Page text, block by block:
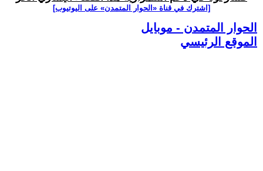
[اشترك في قناة ‫«الحوار المتمدن» على اليوتيوب]
الحوار المتمدن - موبايل
الموقع الرئيسي